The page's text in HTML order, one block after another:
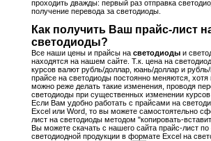
проходить дважды: первый раз отправка
получение перевода за светодиоды.
Как получить Ваш прайс-лист
светодиоды?
Все наши цены и прайсы на светодиодыи
находятся на нашем сайте. Т.к. цена на
курсов валют рубль/доллар, юань/доллар и
прайсе на светодиоды постоянно меняются,
можно реже делать такие изменения, проводя
светодиоды при существенных изменении курсов
Если Вам удобно работать с прайсами на
Excel или Word, то вы можете самостоятельно
лист на светодиоды методом "копировать-
Вы можете скачать с нашего сайта прайс-лист
светодиодной продукции в формате Excel на